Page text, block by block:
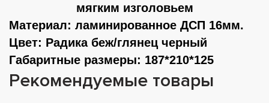
мягким изголовьем
Материал: ламинированное ДСП 16мм.
Цвет: Радика беж/глянец черный
Габаритные размеры: 187*210*125
Рекомендуемые товары